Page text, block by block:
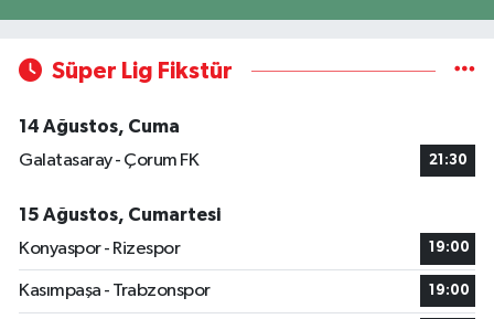
Süper Lig Fikstür
14 Ağustos, Cuma
Galatasaray - Çorum FK
21:30
15 Ağustos, Cumartesi
Konyaspor - Rizespor
19:00
Kasımpaşa - Trabzonspor 19:00